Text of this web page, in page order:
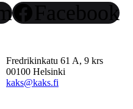
Facebook
Fredrikinkatu 61 A, 9 krs
00100 Helsinki
kaks@kaks.fi